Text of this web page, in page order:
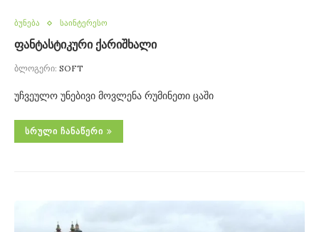
ბუნება საინტერესო
ფანტასტიკური ქარიშხალი
ბლოგერი: SOFT
უჩვეულო უნებივი მოვლენა რუმინეთი ცაში
ᲡᲠᲣᲚᲘ ᲩᲐᲜᲐᲬᲔᲠᲘ